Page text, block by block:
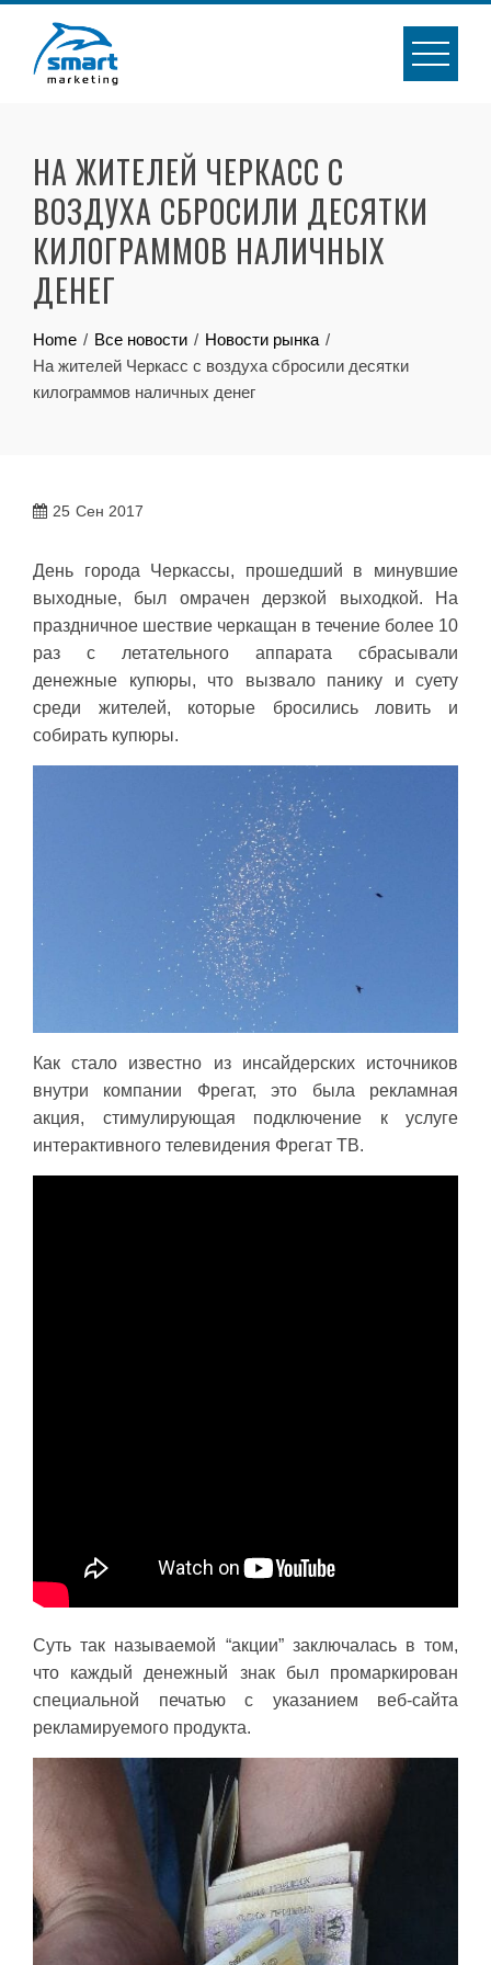
content
НА ЖИТЕЛЕЙ ЧЕРКАСС С
ВОЗДУХА СБРОСИЛИ ДЕСЯТКИ
КИЛОГРАММОВ НАЛИЧНЫХ
ДЕНЕГ
Home Все новости
Новости рынка
На жителей Черкасс с воздуха сбросили десятки
килограммов наличных денег
25 Сен 2017
День города Черкассы, прошедший в минувшие
выходные, был омрачен дерзкой выходкой. На
праздничное шествие черкащан в течение более 10
раз с летательного аппарата сбрасывали
денежные купюры, что вызвало панику и суету
среди жителей, которые бросились ловить и
собирать купюры.
Как стало известно из инсайдерских источников
внутри компании Фрегат, это была рекламная
акция, стимулирующая подключение к услуге
интерактивного телевидения Фрегат ТВ.
Суть так называемой “акции” заключалась в том,
что каждый денежный знак был промаркирован
специальной печатью с указанием веб-сайта
рекламируемого продукта.